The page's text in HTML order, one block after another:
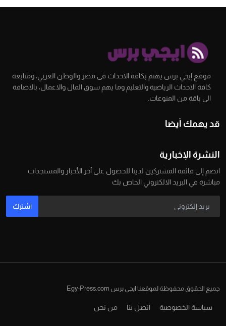
موقع إيجي برس يهتم بكافة الاحداث فى مصر والوطن العربي، ومتابعة
كافة الاحداث الرياضية والتعليم وما يهم سوق المال والاعمال، بالاضافة
الى باقة من المنوعات.
قد يهمك أيضا
النشرة الإخبارية
انضم إلى قائمة المشتركين لدينا للحصول على آخر الأخبار والمستجدات
مباشرة في البريد الالكتروني الخاص بك
اشترك
جميع الحقوق محفوظة لموقعنا ايجي برس Egy-Press.com
سياسة الخصوصية اتصل بنا من نحن